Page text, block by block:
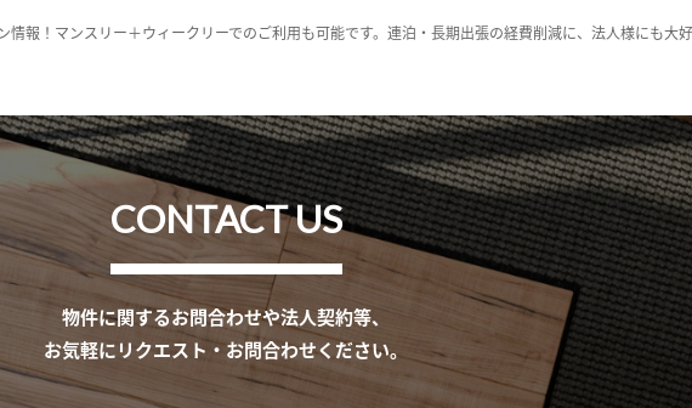
報！マンスリー＋ウィークリーでのご利用も可能です。連泊・長期出張の経費削減に、法人様にも大
CONTACT US
物件に関するお問合わせや法人契約等、
お気軽にリクエスト・お問合わせください。